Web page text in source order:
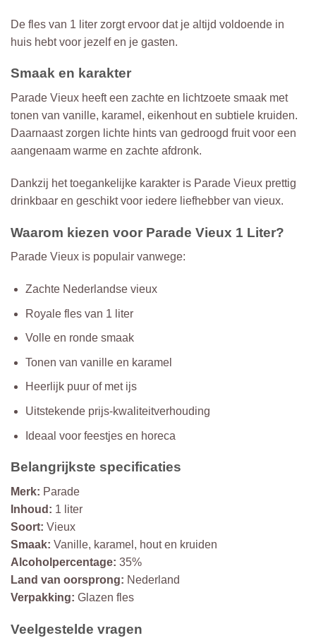
De fles van 1 liter zorgt ervoor dat je altijd voldoende in
huis hebt voor jezelf en je gasten.
Smaak en karakter
Parade Vieux heeft een zachte en lichtzoete smaak met
tonen van vanille, karamel, eikenhout en subtiele kruiden.
Daarnaast zorgen lichte hints van gedroogd fruit voor een
aangenaam warme en zachte afdronk.
Dankzij het toegankelijke karakter is Parade Vieux prettig
drinkbaar en geschikt voor iedere liefhebber van vieux.
Waarom kiezen voor Parade Vieux 1 Liter?
Parade Vieux is populair vanwege:
Zachte Nederlandse vieux
Royale fles van 1 liter
Volle en ronde smaak
Tonen van vanille en karamel
Heerlijk puur of met ijs
Uitstekende prijs-kwaliteitverhouding
Ideaal voor feestjes en horeca
Belangrijkste specificaties
Merk: Parade
Inhoud: 1 liter
Soort: Vieux
Smaak: Vanille, karamel, hout en kruiden
Alcoholpercentage: 35%
Land van oorsprong: Nederland
Verpakking: Glazen fles
Veelgestelde vragen